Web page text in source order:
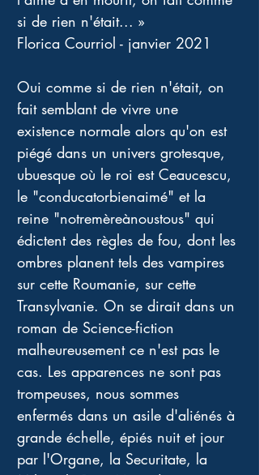
si de rien n'était... »
Florica Courriol - janvier 2021
Oui comme si de rien n'était, on
fait semblant de vivre une
existence normale alors qu'on est
piégé dans un univers grotesque,
ubuesque où le roi est Ceaucescu,
le "conducatorbienaimé" et la
reine "notremèreànoustous" qui
édictent des règles de fou, dont les
ombres planent tels des vampires
sur cette Roumanie, sur cette
Transylvanie. On se dirait dans un
roman de Science-fiction
malheureusement ce n'est pas le
cas. Les apparences ne sont pas
trompeuses, nous sommes
enfermés dans un asile d'aliénés à
grande échelle, épiés nuit et jour
par l'Organe, la Securitate, la